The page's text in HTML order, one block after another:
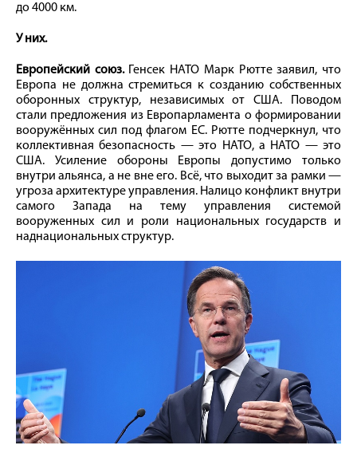
до 4000 км.
У них.
Европейский союз. Генсек НАТО Марк Рютте заявил, что
Европа не должна стремиться к созданию собственных
оборонных структур, независимых от США. Поводом
стали предложения из Европарламента о формировании
вооружённых сил под флагом ЕС. Рютте подчеркнул, что
коллективная безопасность — это НАТО, а НАТО — это
США. Усиление обороны Европы допустимо только
внутри альянса, а не вне его. Всё, что выходит за рамки —
угроза архитектуре управления. Налицо конфликт внутри
самого Запада на тему управления системой
вооруженных сил и роли национальных государств и
наднациональных структур.